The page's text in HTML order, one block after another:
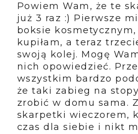
Powiem Wam, że te
już 3 raz :) Pierwsze
boksie
kupiłam, a teraz
swoją kolej. Mogę
nich opowiedzieć.
wszystkim bardzo
że taki zabieg na
zrobić w domu sama.
skarpetki wieczorem,
czas dla siebie i nikt